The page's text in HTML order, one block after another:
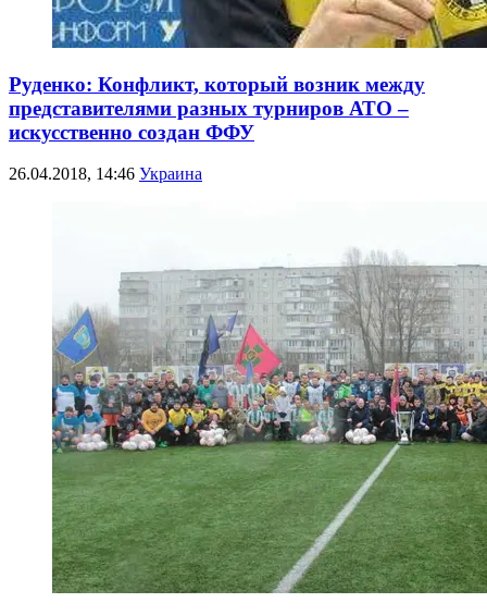
Руденко: Конфликт, который возник между
представителями разных турниров АТО –
искусственно создан ФФУ
26.04.2018, 14:46 Украина